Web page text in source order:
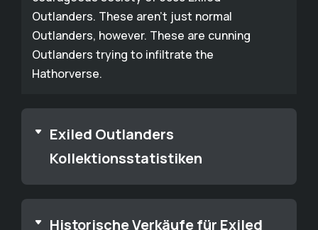
Outlanders. These aren't just normal
Outlanders, however. These are cunning
Outlanders trying to infiltrate the
Hathorverse.
Exiled Outlanders
Kollektionsstatistiken
Historische Verkäufe für Exiled